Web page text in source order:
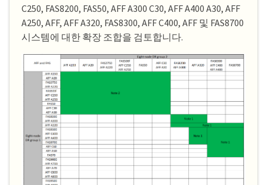
C250, FAS8200, FAS50, AFF A300 C30, AFF A400 A30, AFF
A250, AFF, AFF A320, FAS8300, AFF C400, AFF 및 FAS8700
시스템에 대한 확장 조합을 검토합니다.